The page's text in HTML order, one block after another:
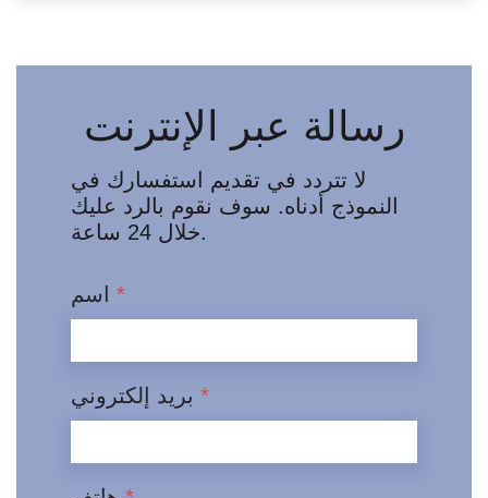
رسالة عبر الإنترنت
لا تتردد في تقديم استفسارك في
النموذج أدناه. سوف نقوم بالرد عليك
خلال 24 ساعة.
*
*